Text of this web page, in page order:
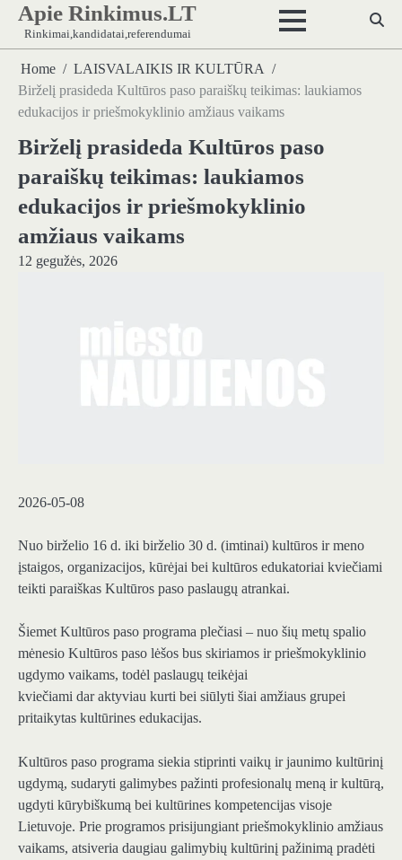
Skip
content
Apie Rinkimus.LT
Rinkimai,kandidatai,referendumai
Home
LAISVALAIKIS IR KULTŪRA
Birželį prasideda Kultūros paso paraiškų teikimas: laukiamos
edukacijos ir priešmokyklinio amžiaus vaikams
Birželį prasideda Kultūros paso
paraiškų teikimas: laukiamos
edukacijos ir priešmokyklinio
amžiaus vaikams
12 gegužės, 2026
2026-05-08
Nuo birželio 16 d. iki birželio 30 d. (imtinai) kultūros ir meno
įstaigos, organizacijos, kūrėjai bei kultūros edukatoriai kviečiami
teikti paraiškas Kultūros paso paslaugų atrankai.
Šiemet Kultūros paso programa plečiasi – nuo šių metų spalio
mėnesio Kultūros paso lėšos bus skiriamos ir priešmokyklinio
ugdymo vaikams, todėl paslaugų teikėjai
kviečiami dar aktyviau kurti bei siūlyti šiai amžiaus grupei
pritaikytas kultūrines edukacijas.
Kultūros paso programa siekia stiprinti vaikų ir jaunimo kultūrinį
ugdymą, sudaryti galimybes pažinti profesionalų meną ir kultūrą,
ugdyti kūrybiškumą bei kultūrines kompetencijas visoje
Lietuvoje. Prie programos prisijungiant priešmokyklinio amžiaus
vaikams, atsiveria daugiau galimybių kultūrinį pažinimą pradėti